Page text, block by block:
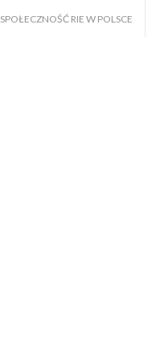
SPOŁECZNOŚĆ RIE W POLSCE